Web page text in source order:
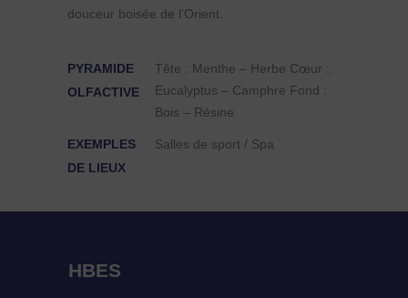
douceur boisée de l’Orient.
PYRAMIDE
OLFACTIVE
Tête : Menthe – Herbe Cœur :
Eucalyptus – Camphre Fond :
Bois – Résine
EXEMPLES
DE LIEUX
Salles de sport / Spa
HBES